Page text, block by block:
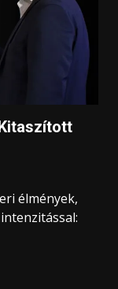
élmények,